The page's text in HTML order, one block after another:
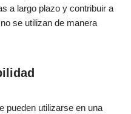
a largo plazo y contribuir a
se utilizan de manera
pueden utilizarse en una